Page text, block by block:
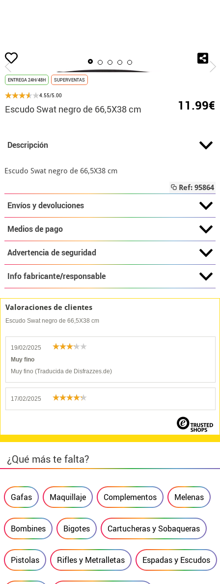
Inicio Escudo Swat negro de
ENTREGA 24H/48H SUPERVENTAS
4.55/5.00
Escudo Swat negro de 66,5X38 cm 11.99€
Descripción
Escudo Swat negro de 66,5X38 cm
Ref: 95864
Envíos y devoluciones
Medios de pago
Advertencia de seguridad
Info fabricante/responsable
Valoraciones de clientes
Escudo Swat negro de 66,5X38 cm
19/02/2025
Muy fino
Muy fino (Traducida de Disfrazzes.de)
17/02/2025
¿Qué más te falta?
Gafas Maquillaje Complementos Melenas
Bombines Bigotes Cartucheras y Sobaqueras
Pistolas Rifles y Metralletas Espadas y Escudos